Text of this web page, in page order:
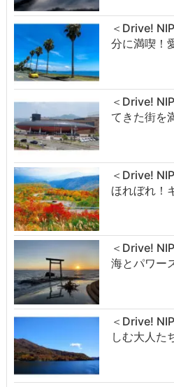
＜Drive!
分に満喫！
＜Drive!
てきた街を
＜Drive!
ほれぼれ！
＜Drive!
海とパワ
＜Drive!
しむ大人